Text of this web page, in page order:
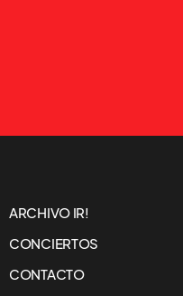
ARCHIVO IR!
CONCIERTOS
CONTACTO